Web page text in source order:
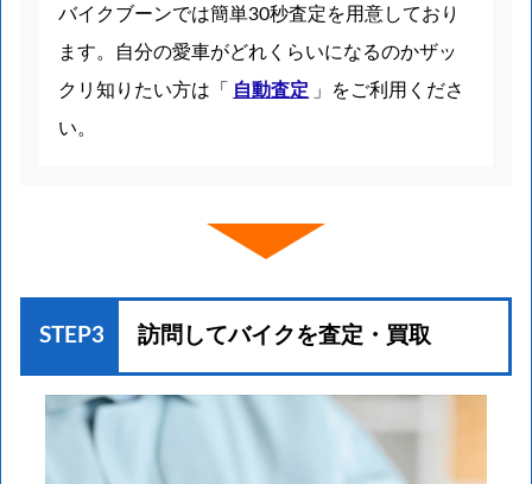
バイクブーンでは簡単30秒査定を用意しており
ます。自分の愛車がどれくらいになるのかザッ
クリ知りたい方は「
自動査定 」をご利用くださ
い。
STEP3 訪問してバイクを査定・買取